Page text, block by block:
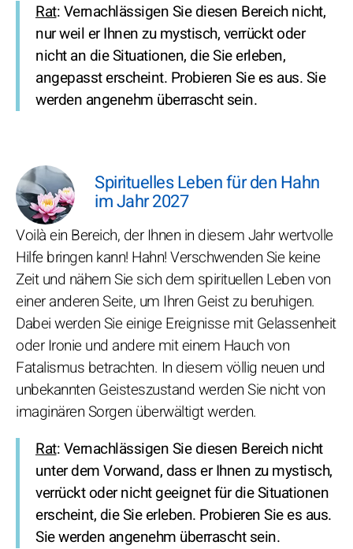
Rat: Vernachlässigen Sie diesen Bereich nicht,
nur weil er Ihnen zu mystisch, verrückt oder
nicht an die Situationen, die Sie erleben,
angepasst erscheint. Probieren Sie es aus. Sie
werden angenehm überrascht sein.
Spirituelles Leben für den Hahn
im Jahr 2027
Voilà ein Bereich, der Ihnen in diesem Jahr wertvolle
Hilfe bringen kann! Hahn! Verschwenden Sie keine
Zeit und nähern Sie sich dem spirituellen Leben von
einer anderen Seite, um Ihren Geist zu beruhigen.
Dabei werden Sie einige Ereignisse mit Gelassenheit
oder Ironie und andere mit einem Hauch von
Fatalismus betrachten. In diesem völlig neuen und
unbekannten Geisteszustand werden Sie nicht von
imaginären Sorgen überwältigt werden.
Rat: Vernachlässigen Sie diesen Bereich nicht
unter dem Vorwand, dass er Ihnen zu mystisch,
verrückt oder nicht geeignet für die Situationen
erscheint, die Sie erleben. Probieren Sie es aus.
Sie werden angenehm überrascht sein.